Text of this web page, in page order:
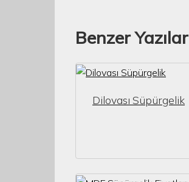
Benzer Yazılar
Dilovası Süpürgelik